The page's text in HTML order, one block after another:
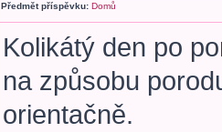
Předmět příspěvku: Domů
Kolikátý den po
na způsobu
orientačně.